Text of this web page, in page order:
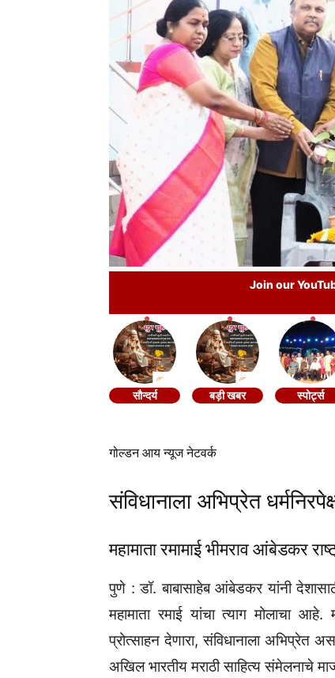
Join our
सौन्दर्य बड़ी खबर स्पोर्ट्स
गोल्डन आय न्यूज नेटवर्क
संविधानाला अभिप्रेत
महामाता रमामाई भीमराव आंबेडकर
पुणे : डॉ. बाबासाहेब आंबेडकर यांनी
महामाता रमाई यांचा त्याग मोलाचा आहे.
प्रोत्साहन देणारा, संविधानाला अभिप्रेत
अखिल भारतीय मराठी साहित्य संमेलनाचे